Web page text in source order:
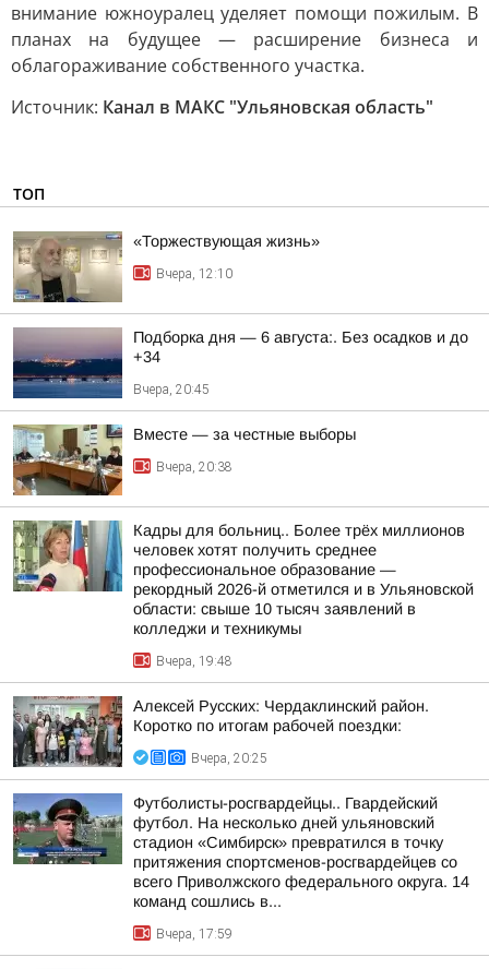
внимание южноуралец уделяет помощи пожилым. В
планах на будущее — расширение бизнеса и
облагораживание собственного участка.
Источник: Канал в МАКС "Ульяновская область"
ТОП
«Торжествующая жизнь»
Вчера, 12:10
Подборка дня — 6 августа:. Без осадков и до
+34
Вчера, 20:45
Вместе — за честные выборы
Вчера, 20:38
Кадры для больниц.. Более трёх миллионов
человек хотят получить среднее
профессиональное образование —
рекордный 2026-й отметился и в Ульяновской
области: свыше 10 тысяч заявлений в
колледжи и техникумы
Вчера, 19:48
Алексей Русских: Чердаклинский район.
Коротко по итогам рабочей поездки:
Вчера, 20:25
Футболисты-росгвардейцы.. Гвардейский
футбол. На несколько дней ульяновский
стадион «Симбирск» превратился в точку
притяжения спортсменов-росгвардейцев со
всего Приволжского федерального округа. 14
команд сошлись в...
Вчера, 17:59